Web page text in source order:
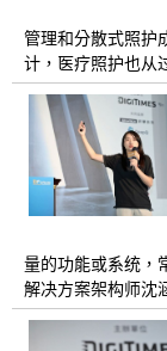
管理和分散式照护
计，医疗照护也从
量的功能或系统，
解决方案架构师沈